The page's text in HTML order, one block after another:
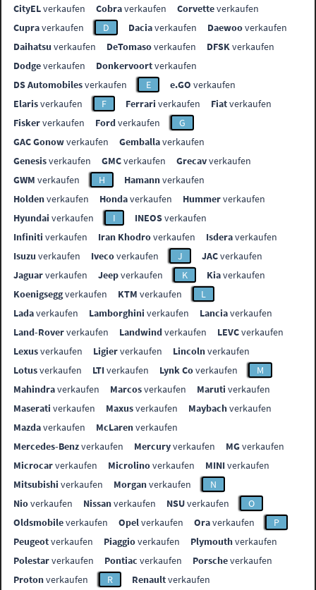
CityELverkaufen Cobraverkaufen Corvetteverkaufen
Cupraverkaufen D Daciaverkaufen Daewooverkaufen
Daihatsu verkaufen DeTomasoverkaufen DFSKverkaufen
Dodgeverkaufen Donkervoortverkaufen
DS Automobilesverkaufen E e.GO verkaufen
Elarisverkaufen F Ferrari verkaufen Fiatverkaufen
Fiskerverkaufen Fordverkaufen
G
GAC Gonowverkaufen Gemballaverkaufen
Genesisverkaufen GMCverkaufen Grecavverkaufen
GWM verkaufen H Hamannverkaufen
Holdenverkaufen Hondaverkaufen Hummerverkaufen
Hyundai verkaufen I INEOSverkaufen
Infiniti verkaufen Iran Khodroverkaufen Isderaverkaufen
Isuzu verkaufen Ivecoverkaufen J JACverkaufen
Jaguarverkaufen Jeepverkaufen K Kiaverkaufen
Koenigseggverkaufen KTM verkaufen
L
Ladaverkaufen Lamborghini verkaufen Lanciaverkaufen
Land-Roververkaufen Landwindverkaufen LEVCverkaufen
Lexusverkaufen Ligierverkaufen Lincolnverkaufen
Lotusverkaufen LTIverkaufen Lynk Coverkaufen
M
Mahindraverkaufen Marcosverkaufen Maruti verkaufen
Maserati verkaufen Maxusverkaufen Maybachverkaufen
Mazdaverkaufen McLarenverkaufen
Mercedes-Benzverkaufen Mercuryverkaufen MGverkaufen
Microcarverkaufen Microlinoverkaufen MINIverkaufen
Mitsubishi verkaufen Morganverkaufen
N
Nioverkaufen Nissanverkaufen NSUverkaufen
O
Oldsmobileverkaufen Opelverkaufen Oraverkaufen
P
Peugeotverkaufen Piaggioverkaufen Plymouthverkaufen
Polestarverkaufen Pontiac verkaufen Porscheverkaufen
Protonverkaufen R Renaultverkaufen